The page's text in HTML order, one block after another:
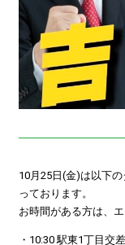
10月25日(金)は以下
っております。
お時間がある方は、
・10:30 駅東1丁目交